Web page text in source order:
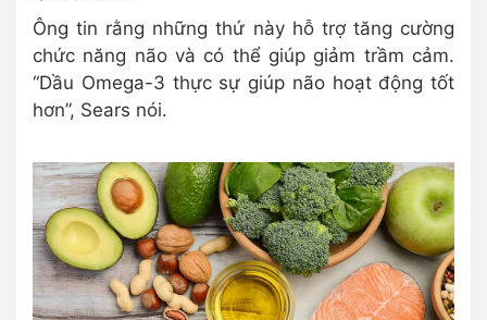
Ông tin rằng những thứ này hỗ trợ tăng cường
chức năng não và có thể giúp giảm trầm cảm.
“Dầu Omega-3 thực sự giúp não hoạt động tốt
hơn”, Sears nói.